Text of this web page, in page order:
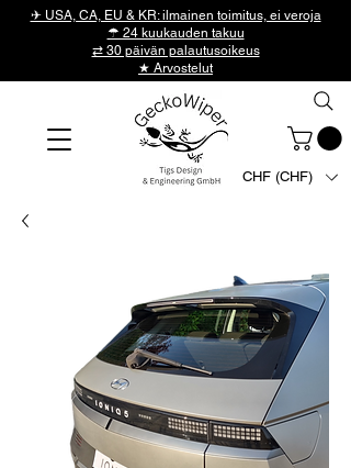
✈ USA, CA, EU & KR: ilmainen toimitus, ei veroja
☂ 24 kuukauden takuu
⇄ 30 päivän palautusoikeus
★ Arvostelut
CHF (CHF)